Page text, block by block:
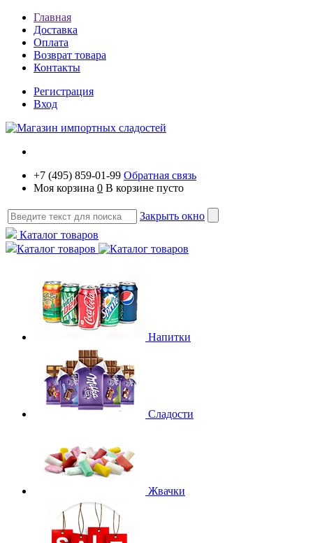
Главная
Доставка
Оплата
Возврат товара
Контакты
Регистрация
Вход
+7 (495) 859-01-99 Обратная связь
Моя корзина 0 В корзине пусто
Закрыть окно
Каталог товаров
Каталог товаров
Напитки
Сладости
Жвачки